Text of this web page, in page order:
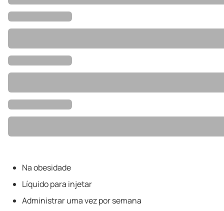
Na obesidade
Líquido para injetar
Administrar uma vez por semana